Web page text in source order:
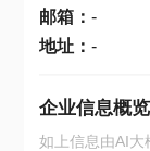
邮箱： -
地址： -
企业信息概览
如上信息由AI大